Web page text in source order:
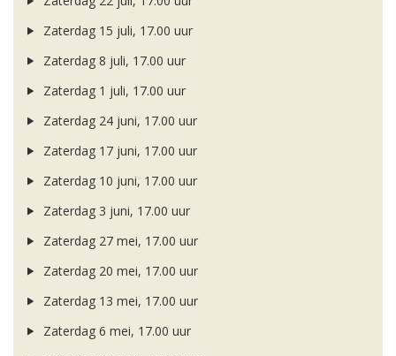
Zaterdag 15 juli, 17.00 uur
Zaterdag 8 juli, 17.00 uur
Zaterdag 1 juli, 17.00 uur
Zaterdag 24 juni, 17.00 uur
Zaterdag 17 juni, 17.00 uur
Zaterdag 10 juni, 17.00 uur
Zaterdag 3 juni, 17.00 uur
Zaterdag 27 mei, 17.00 uur
Zaterdag 20 mei, 17.00 uur
Zaterdag 13 mei, 17.00 uur
Zaterdag 6 mei, 17.00 uur